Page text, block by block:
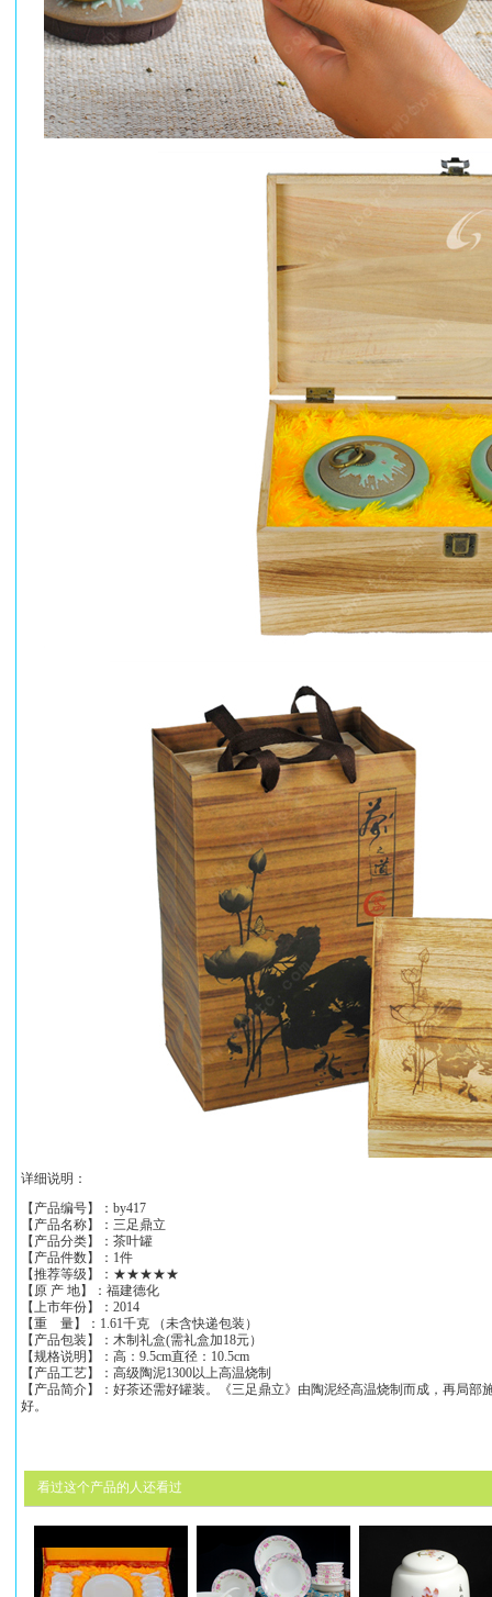
详细说明：
【产品编号】：by417
【产品名称】：三足鼎立
【产品分类】：茶叶罐
【产品件数】：1件
【推荐等级】：★★★★★
【原 产 地】：福建德化
【上市年份】：2014
【重 量】：1.61千克 （未含快递包装）
【产品包装】：木制礼盒(需礼盒加18元）
【规格说明】：高：9.5cm直径：10.5cm
【产品工艺】：高级陶泥1300以上高温烧制
【产品简介】：好茶还需好罐装。《三足鼎立》由陶泥经高温烧制而成，再局
好。
看过这个产品的人还看过